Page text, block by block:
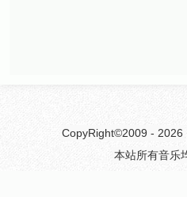
CopyRight©2009 - 2026
本站所有音乐